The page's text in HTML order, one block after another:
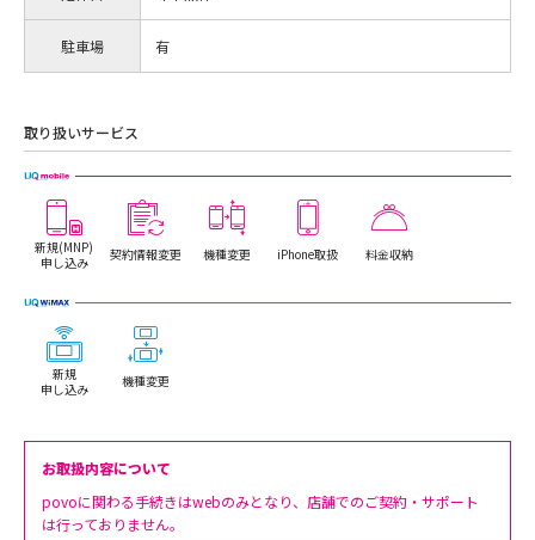
駐車場 有
取り扱いサービス
新規(MNP)
申し込み
契約情報変更 機種変更 iPhone取扱 料金収納
新規
申し込み
機種変更
お取扱内容について
povoに関わる手続きはwebのみとなり、店舗でのご契約・サポート
は行っておりません。